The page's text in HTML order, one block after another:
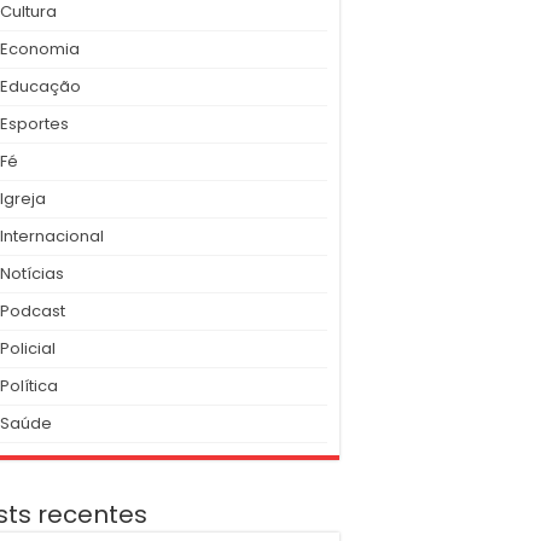
Cultura
Economia
Educação
Esportes
Fé
Igreja
Internacional
Notícias
Podcast
Policial
Política
Saúde
recentes